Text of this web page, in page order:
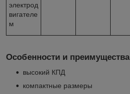
электрод
вигателе
м
Особенности и преимущества
высокий КПД
компактные размеры